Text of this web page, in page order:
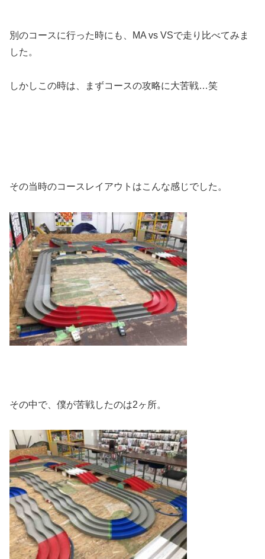
別のコースに行った時にも、MA vs VSで走り比べてみま
した。
しかしこの時は、まずコースの攻略に大苦戦…笑
その当時のコースレイアウトはこんな感じでした。
その中で、僕が苦戦したのは2ヶ所。